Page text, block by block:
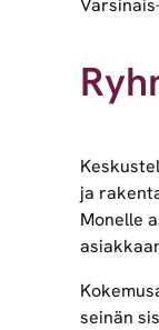
ja
Monelle
seinän